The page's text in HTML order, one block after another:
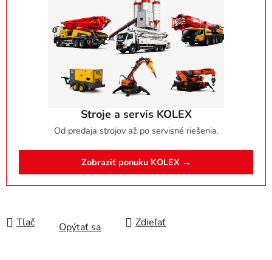
Stroje a servis KOLEX
Od predaja strojov až po servisné riešenia.
Zobraziť ponuku KOLEX →
Tlač Opýtať sa Zdieľať